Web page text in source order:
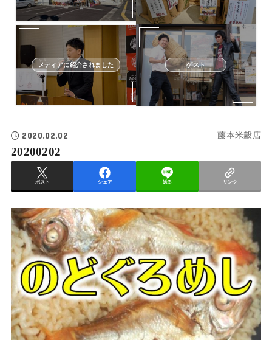
メディアに紹介されました ゲスト
2020.02.02 藤本米穀店
20200202
ポスト シェア 送る リンク